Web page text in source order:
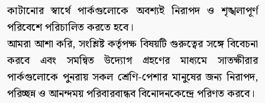
কাটানোর স্বার্থে পার্কগুলোকে অবশ্যই নিরাপদ ও শৃঙ্খলাপূর্ণ
পরিবেশে পরিচালিত করতে হবে।
আমরা আশা করি, সংশ্লিষ্ট কর্তৃপক্ষ বিষয়টি গুরুত্বের সঙ্গে বিবেচনা
করবে এবং সমন্বিত উদ্যোগ গ্রহণের মাধ্যমে সাতক্ষীরার
পার্কগুলোকে পুনরায় সকল শ্রেণি-পেশার মানুষের জন্য নিরাপদ,
পরিচ্ছন্ন ও আনন্দময় পরিবারবান্ধব বিনোদনকেন্দ্রে পরিণত করবে।